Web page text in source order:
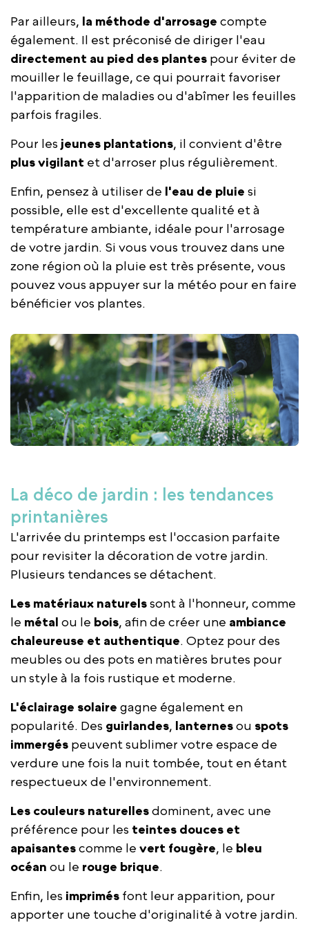
Par ailleurs, la méthode d'arrosage compte
également. Il est préconisé de diriger l'eau
directement au pied des plantes pour éviter de
mouiller le feuillage, ce qui pourrait favoriser
l'apparition de maladies ou d'abîmer les feuilles
parfois fragiles.
Pour les jeunes plantations, il convient d'être
plus vigilant et d'arroser plus régulièrement.
Enfin, pensez à utiliser de l'eau de pluie si
possible, elle est d'excellente qualité et à
température ambiante, idéale pour l'arrosage
de votre jardin. Si vous vous trouvez dans une
zone région où la pluie est très présente, vous
pouvez vous appuyer sur la météo pour en faire
bénéficier vos plantes.
La déco de jardin : les tendances
printanières
L'arrivée du printemps est l'occasion parfaite
pour revisiter la décoration de votre jardin.
Plusieurs tendances se détachent.
Les matériaux naturelssont à l'honneur, comme
le métal ou le bois, afin de créer une ambiance
chaleureuse et authentique. Optez pour des
meubles ou des pots en matières brutes pour
un style à la fois rustique et moderne.
L'éclairage solaire gagne également en
popularité. Des guirlandes, lanternesou spots
immergés peuvent sublimer votre espace de
verdure une fois la nuit tombée, tout en étant
respectueux de l'environnement.
Les couleurs naturellesdominent, avec une
préférence pour les teintes douces et
apaisantescomme le vert fougère, le bleu
océan ou le rouge brique.
Enfin, les imprimés font leur apparition, pour
apporter une touche d'originalité à votre jardin.